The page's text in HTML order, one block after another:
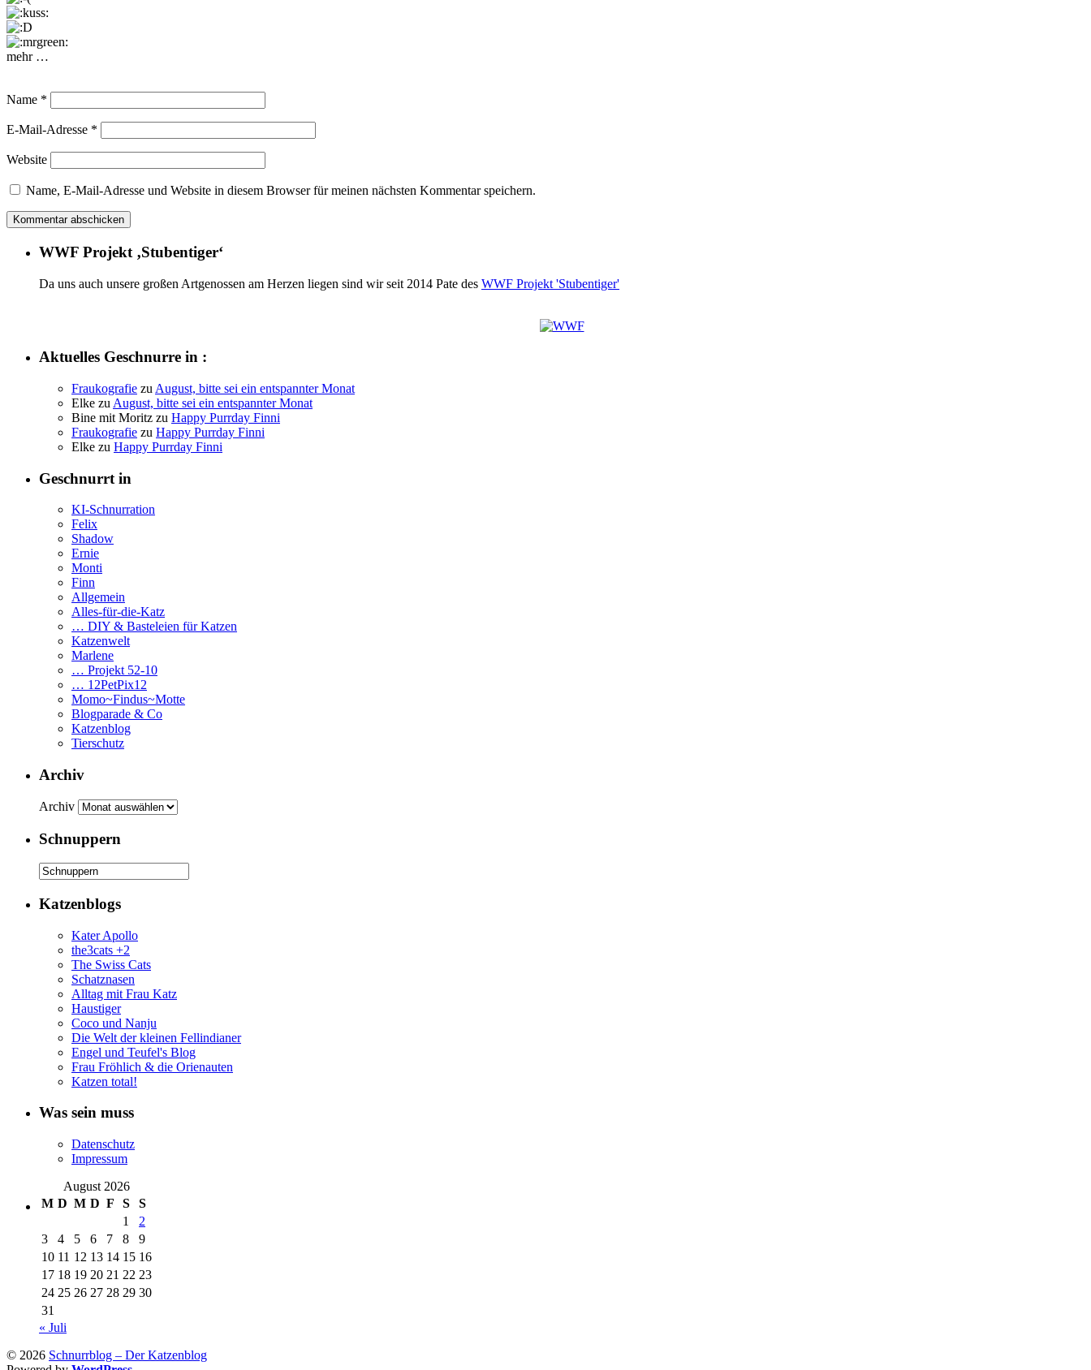
mehr …
Name *
E-Mail-Adresse *
Website
Name, E-Mail-Adresse und Website in diesem Browser für meinen nächsten Kommentar speichern.
WWF Projekt ‚Stubentiger‘
Da uns auch unsere großen Artgenossen am Herzen liegen sind wir seit 2014 Pate des WWF Projekt 'Stubentiger'
Aktuelles Geschnurre in :
Fraukografie zu August, bitte sei ein entspannter Monat
Elke zu August, bitte sei ein entspannter Monat
Bine mit Moritz zu Happy Purrday Finni
Fraukografie zu Happy Purrday Finni
Elke zu Happy Purrday Finni
Geschnurrt in
KI-Schnurration
Felix
Shadow
Ernie
Monti
Finn
Allgemein
Alles-für-die-Katz
… DIY & Basteleien für Katzen
Katzenwelt
Marlene
… Projekt 52-10
… 12PetPix12
Momo~Findus~Motte
Blogparade & Co
Katzenblog
Tierschutz
Archiv
Archiv
Schnuppern
Katzenblogs
Kater Apollo
the3cats +2
The Swiss Cats
Schatznasen
Alltag mit Frau Katz
Haustiger
Coco und Nanju
Die Welt der kleinen Fellindianer
Engel und Teufel's Blog
Frau Fröhlich & die Orienauten
Katzen total!
Was sein muss
Datenschutz
Impressum
August 2026
M D M D F S
S
1
2
3
4 5 6 7 8
9
10 11 12 13 14 15 16
17 18 19 20 21 22 23
24 25 26 27 28 29 30
31
« Juli
© 2026 Schnurrblog – Der Katzenblog